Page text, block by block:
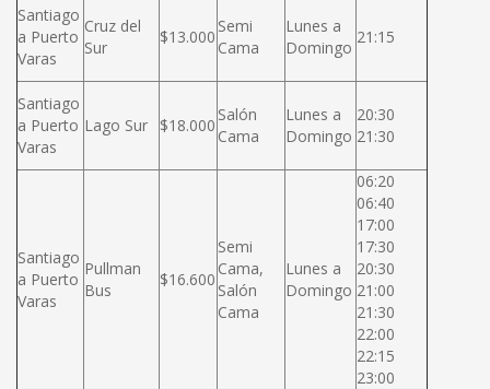
Santiago
a Puerto
Varas
Cruz del
Sur
$13.000
Semi
Cama
Lunes a
Domingo
21:15
Santiago
a Puerto
Varas
Lago Sur $18.000
Salón
Cama
Lunes a
Domingo
20:30
21:30
Santiago
a Puerto
Varas
Pullman
Bus
$16.600
Semi
Cama,
Salón
Cama
Lunes a
Domingo
06:20
06:40
17:00
17:30
20:30
21:00
21:30
22:00
22:15
23:00